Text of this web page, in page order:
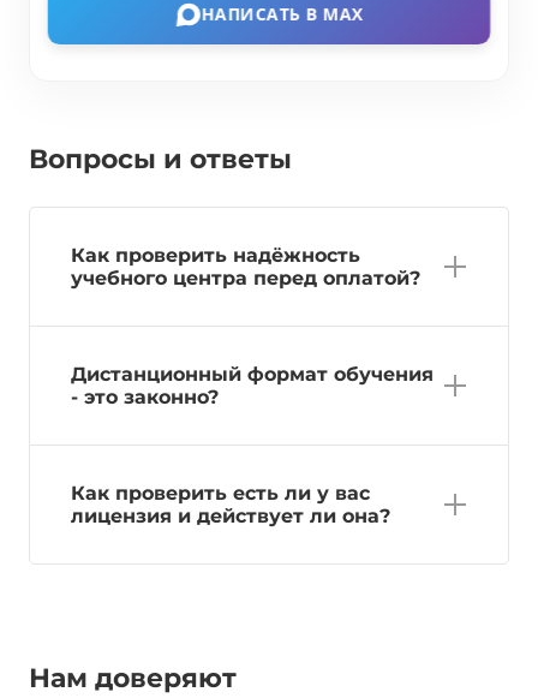
НАПИСАТЬ В MAX
Вопросы и ответы
Как проверить надёжность
учебного центра перед оплатой?
Дистанционный формат обучения
- это законно?
Как проверить есть ли у вас
лицензия и действует ли она?
Нам доверяют